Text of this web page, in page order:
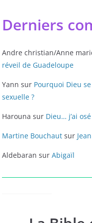
Derniers
Andre christian/Anne
réveil de Guadeloupe
Yann sur Pourquoi Dieu
sexuelle ?
Harouna sur Dieu… j’ai
Martine Bouchaut sur
Aldebaran sur Abigaïl